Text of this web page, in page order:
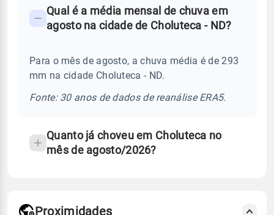
Perguntas
sobre
chuva
Qual é a média mensal de chuva em
agosto na cidade de Choluteca - ND?
Para o mês de agosto, a chuva média é de 293
mm na cidade Choluteca - ND.
Fonte: 30 anos de dados de reanálise ERA5.
Quanto já choveu em Choluteca no
mês de agosto/2026?
Proximidades